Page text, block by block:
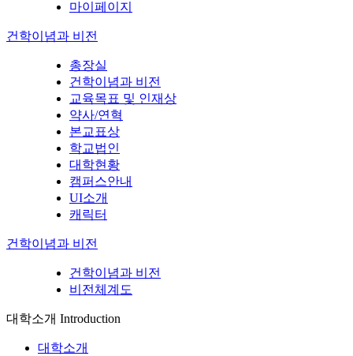
마이페이지
건학이념과 비전
총장실
건학이념과 비전
교육목표 및 인재상
약사/연혁
본교표상
학교법인
대학현황
캠퍼스안내
UI소개
캐릭터
건학이념과 비전
건학이념과 비전
비전체계도
대학소개 Introduction
대학소개